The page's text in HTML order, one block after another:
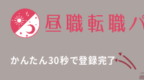
かんたん30秒で登録完了